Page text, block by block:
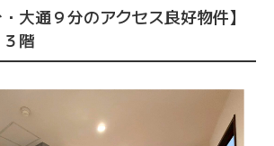
大通９分のアクセス良好物件】
階